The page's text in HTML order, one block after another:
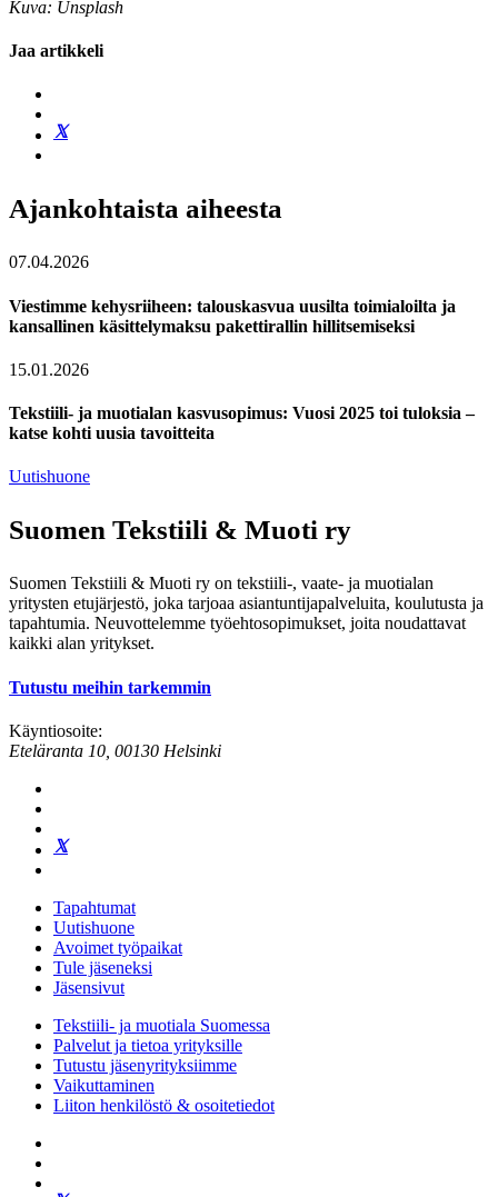
Kuva: Unsplash
Jaa artikkeli
Ajankohtaista aiheesta
07.04.2026
Viestimme kehysriiheen: talouskasvua uusilta toimialoilta ja
kansallinen käsittelymaksu pakettirallin hillitsemiseksi
15.01.2026
Tekstiili- ja muotialan kasvusopimus: Vuosi 2025 toi tuloksia –
katse kohti uusia tavoitteita
Uutishuone
Suomen Tekstiili & Muoti ry
Suomen Tekstiili & Muoti ry on tekstiili-, vaate- ja muotialan
yritysten etujärjestö, joka tarjoaa asiantuntijapalveluita, koulutusta ja
tapahtumia. Neuvottelemme työehtosopimukset, joita noudattavat
kaikki alan yritykset.
Tutustu meihin tarkemmin
Käyntiosoite:
Eteläranta 10, 00130 Helsinki
Tapahtumat
Uutishuone
Avoimet työpaikat
Tule jäseneksi
Jäsensivut
Tekstiili- ja muotiala Suomessa
Palvelut ja tietoa yrityksille
Tutustu jäsenyrityksiimme
Vaikuttaminen
Liiton henkilöstö & osoitetiedot